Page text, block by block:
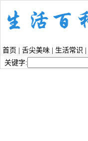
首页 舌尖美味 生活常识
关键字: